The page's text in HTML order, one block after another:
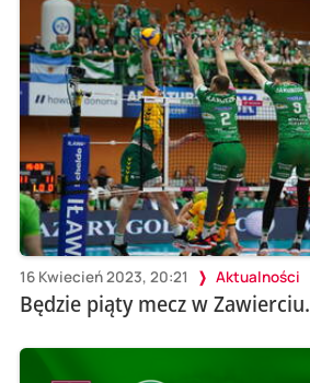
16 Kwiecień 2023, 20:21 Aktualności
Będzie piąty mecz w Zawierciu.